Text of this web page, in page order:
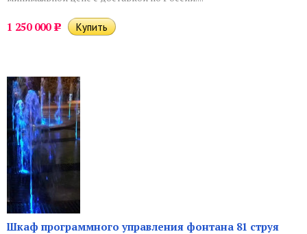
1 250 000 Р
Шкаф программного управления фонтана 81 струя